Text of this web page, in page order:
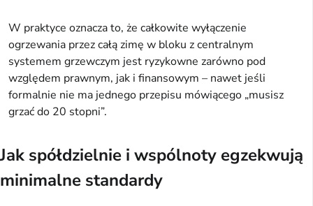
W praktyce oznacza to, że całkowite wyłączenie
ogrzewania przez całą zimę w bloku z centralnym
systemem grzewczym jest ryzykowne zarówno pod
względem prawnym, jak i finansowym – nawet jeśli
formalnie nie ma jednego przepisu mówiącego „musisz
grzać do 20 stopni”.
Jak spółdzielnie i wspólnoty egzekwują
minimalne standardy